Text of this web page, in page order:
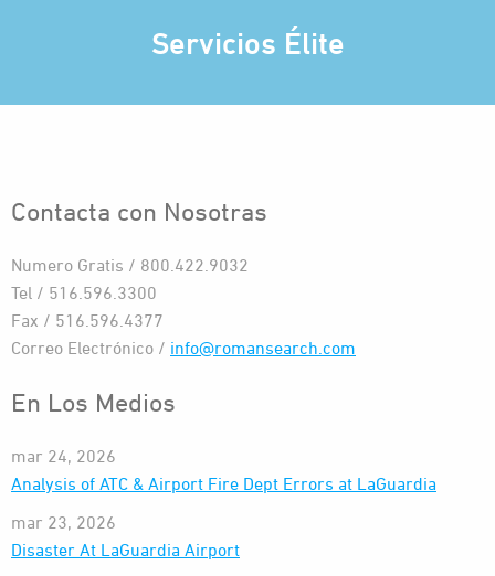
Servicios Élite
Contacta con Nosotras
Numero Gratis / 800.422.9032
Tel / 516.596.3300
Fax / 516.596.4377
Correo Electrónico / info@romansearch.com
En Los Medios
mar 24, 2026
Analysis of ATC & Airport Fire Dept Errors at LaGuardia
mar 23, 2026
Disaster At LaGuardia Airport